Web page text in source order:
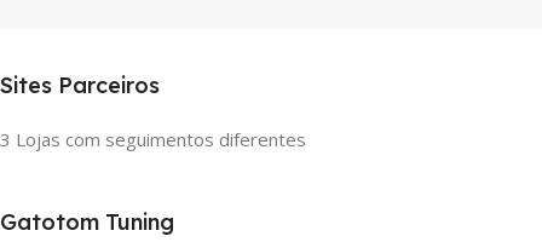
Sites Parceiros
3 Lojas com seguimentos diferentes
Gatotom Tuning